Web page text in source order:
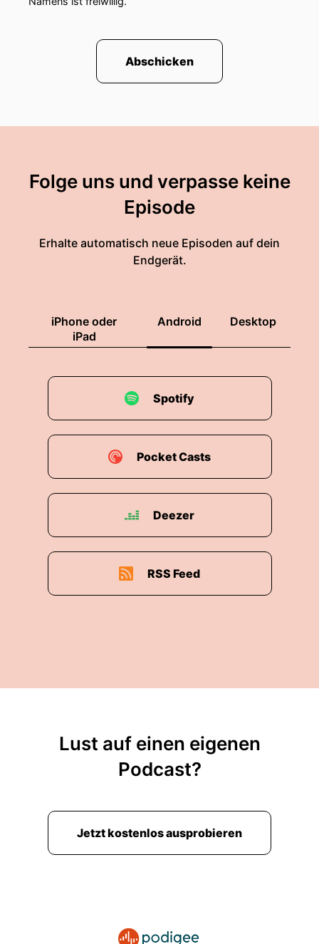
Abschicken
Folge uns und verpasse keine
Episode
Erhalte automatisch neue Episoden auf dein
Endgerät.
iPhone oder
iPad
Android Desktop
Spotify
Pocket Casts
Deezer
RSS Feed
Lust auf einen eigenen
Podcast?
Jetzt kostenlos ausprobieren